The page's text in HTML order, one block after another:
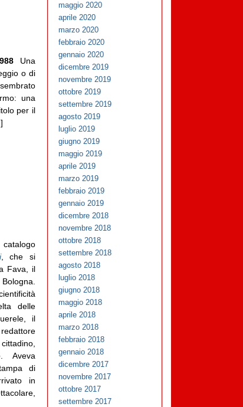
Una
o di
una
per il
, che si
Fava, il
delle
il
Aveva
di
in
maggio 2020
aprile 2020
marzo 2020
febbraio 2020
gennaio 2020
dicembre 2019
novembre 2019
ottobre 2019
settembre 2019
agosto 2019
luglio 2019
giugno 2019
maggio 2019
aprile 2019
marzo 2019
febbraio 2019
gennaio 2019
dicembre 2018
novembre 2018
ottobre 2018
settembre 2018
agosto 2018
luglio 2018
giugno 2018
maggio 2018
aprile 2018
marzo 2018
febbraio 2018
gennaio 2018
dicembre 2017
novembre 2017
ottobre 2017
settembre 2017